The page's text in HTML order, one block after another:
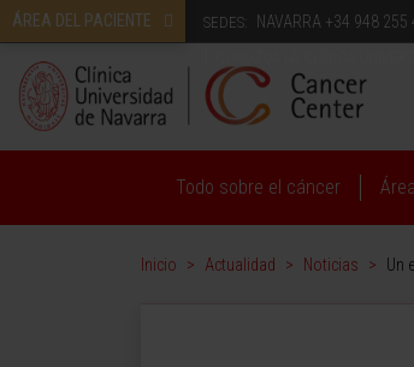
ÁREA DEL PACIENTE SEDES: NAVARRA +34 948 255
Todo sobre el cáncer
Inicio > Actualidad > Noticias > Un